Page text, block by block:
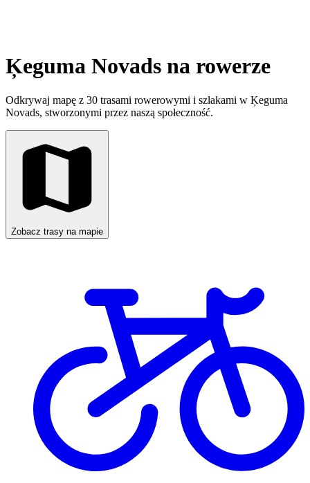
Ķeguma Novads na rowerze
Odkrywaj mapę z 30 trasami rowerowymi i szlakami w Ķeguma
Novads, stworzonymi przez naszą społeczność.
Zobacz trasy na mapie